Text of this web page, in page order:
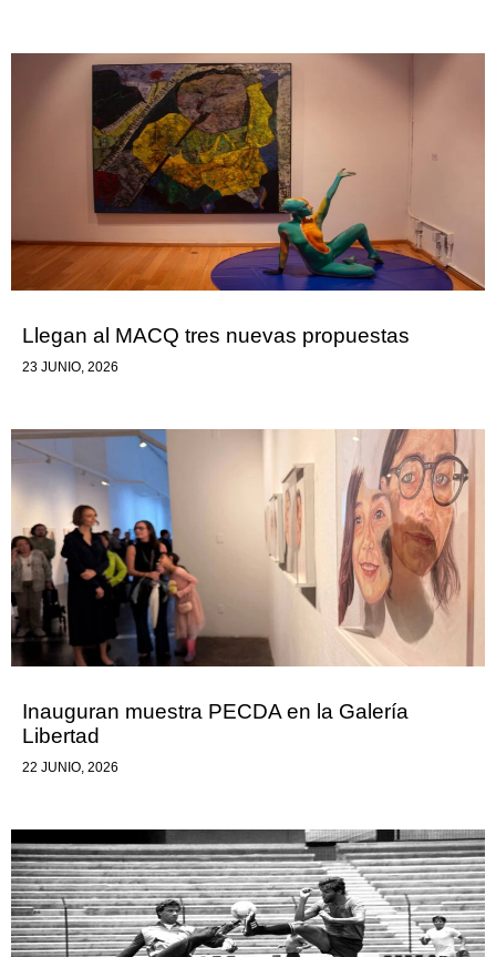
Llegan al MACQ tres nuevas propuestas
23 JUNIO, 2026
Inauguran muestra PECDA en la Galería
Libertad
22 JUNIO, 2026